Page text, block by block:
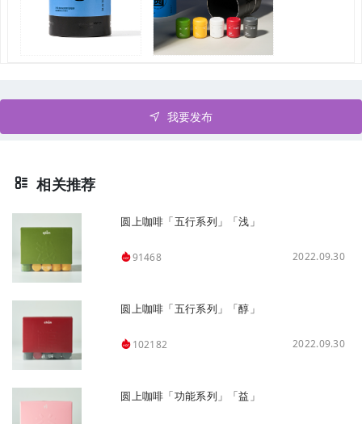
我要发布
相关推荐
圆上咖啡「五行系列」「浅」
91468 2022.09.30
圆上咖啡「五行系列」「醇」
102182 2022.09.30
圆上咖啡「功能系列」「益」